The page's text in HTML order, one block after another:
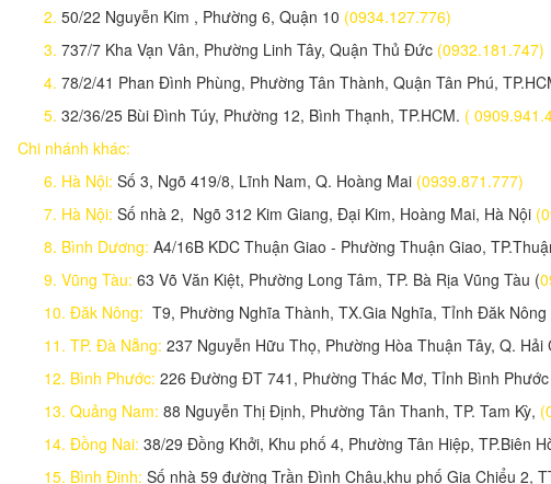
2. 50/22 Nguyễn Kim , Phường 6, Quận 10 (0934.127.776)
3. 737/7 Kha Vạn Vân, Phường Linh Tây, Quận Thủ Đức
4. 78/2/41 Phan Đình Phùng, Phường Tân Thành, Quận Tân Phú,
5. 32/36/25 Bùi Đình Túy, Phường 12, Bình Thạnh, TP.HCM. (
Chi nhánh khác:
6. Hà Nội: Số 3, Ngõ 419/8, Lĩnh Nam, Q. Hoàng Mai (0939.871.777)
7. Hà Nội: Số nhà 2, Ngõ 312 Kim Giang, Đại Kim, Hoàng Mai, Hà Nội
8. Bình Dương: A4/16B KDC Thuận Giao - Phường Thuận Giao,
9. Vũng Tàu: 63 Võ Văn Kiệt, Phường Long Tâm, TP. Bà Rịa Vũng Tàu (
10. Đăk Nông: T9, Phường Nghĩa Thành, TX.Gia Nghĩa, Tỉnh Đăk Nông
11. TP. Đà Nẵng: 237 Nguyễn Hữu Thọ, Phường Hòa Thuận Tây, Q. Hải
12. Bình Phước: 226 Đường ĐT 741, Phường Thác Mơ, Tỉnh Bình Phước
13. Quảng Nam: 88 Nguyễn Thị Định, Phường Tân Thanh, TP. Tam Kỳ,
14. Đồng Nai: 38/29 Đồng Khởi, Khu phố 4, Phường Tân Hiệp, TP.Biên
15. Bình Định: Số nhà 59 đường Trần Đình Châu,khu phố Gia Chiểu 2,